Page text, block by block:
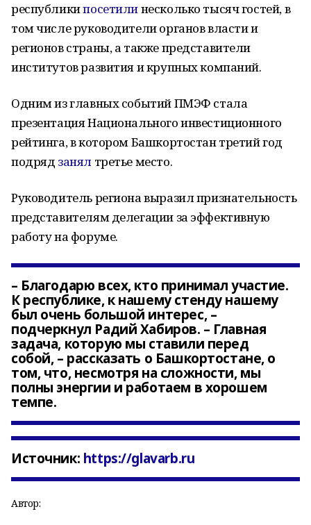
республикипосетилинесколько тысяч гостей, в
том числе руководители органов власти и
регионов страны, а также представители
институтов развития и крупных компаний.
Одним из главных событий ПМЭФ стала
презентация Национального инвестиционного
рейтинга, в котором Башкортостан третий год
подряд занялтретье место.
Руководитель региона выразил признательность
представителям делегации за эффективную
работу на форуме.
– Благодарю всех, кто принимал участие.
К республике, к нашему стенду нашему
был очень большой интерес, –
подчеркнул Радий Хабиров. – Главная
задача, которую мы ставили перед
собой, – рассказать о Башкортостане, о
том, что, несмотря на сложности, мы
полны энергии и работаем в хорошем
темпе.
Источник: https://glavarb.ru
Автор: